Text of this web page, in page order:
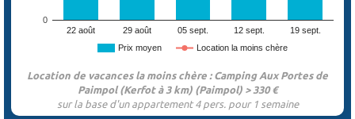
Prix moyen Location la moins chère
22 août 29 août 05 sept. 12 sept. 19 sept.
0
Location de vacances la moins chère : Camping Aux Portes de
Paimpol (Kerfot à 3 km) (Paimpol) > 330 €
sur la base d'un appartement 4 pers. pour 1 semaine